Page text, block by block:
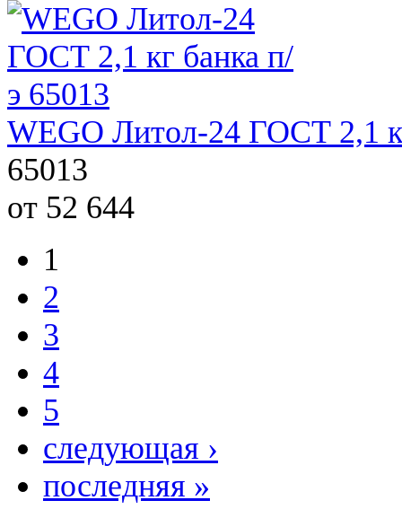
WEGO Литол-24 ГОСТ 2,1
65013
от 52 644
1
2
3
4
5
следующая ›
последняя »